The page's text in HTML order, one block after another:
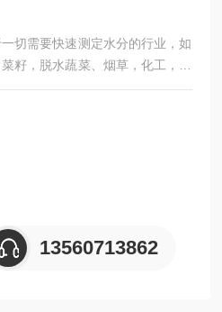
切需要快速测定水分的行业，如
籽，脱水蔬菜、烟草，化工，茶
林、造纸、橡胶、塑胶、纺织等
。同时满足固体、颗粒、粉末、
途，多性能的高质量产品，为您
水分测定仪**。
13560713862